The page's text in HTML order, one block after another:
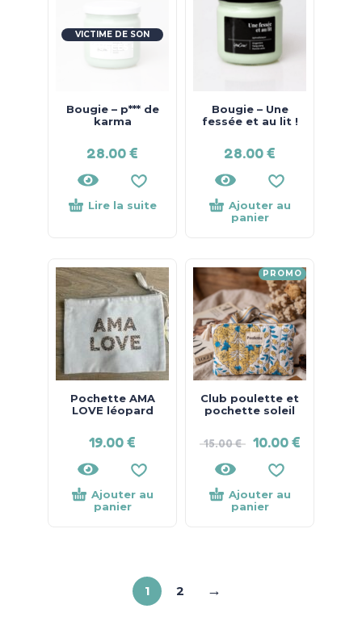
VICTIME DE SON
SUCCÈS !
Bougie – p*** de
karma
28.00€
Lire la suite
Bougie – Une
fessée et au lit !
28.00€
Ajouter au
panier
Pochette AMA
LOVE léopard
19.00€
Ajouter au
panier
PROMO
Club poulette et
pochette soleil
15.00€ 10.00€
Ajouter au
panier
1 2 →